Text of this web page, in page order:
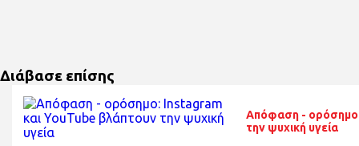
Διάβασε επίσης
Απόφαση - ορόσημο:
την ψυχική υγεία